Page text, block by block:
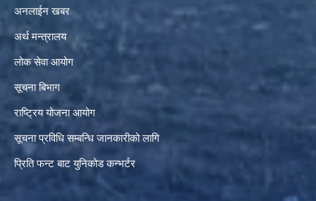
अनलाईन खबर
अर्थ मन्त्रालय
लोक सेवा आयोग
सूचना बिभाग
राष्ट्रिय योजना आयोग
सूचना प्रविधि सम्बन्धि जानकारीको लागि
प्रिति फन्ट बाट युनिकोड कन्भर्टर